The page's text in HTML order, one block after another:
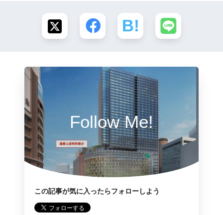
Follow Me!
この記事が気に入ったらフォローしよう